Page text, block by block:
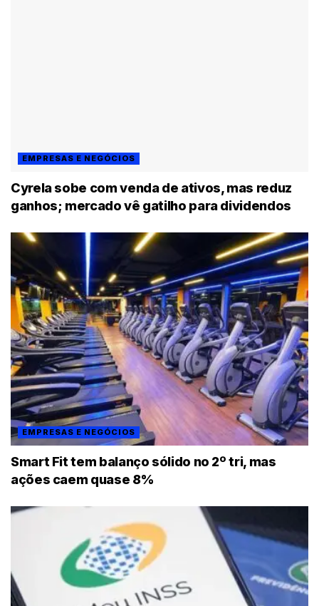
EMPRESAS E NEGÓCIOS
Cyrela sobe com venda de ativos, mas reduz
ganhos; mercado vê gatilho para dividendos
EMPRESAS E NEGÓCIOS
Smart Fit tem balanço sólido no 2º tri, mas
ações caem quase 8%